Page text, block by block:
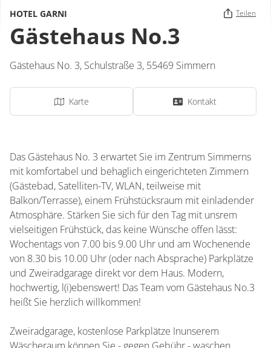
HOTEL GARNI Teilen
Gästehaus No.3
Gästehaus No. 3, Schulstraße 3, 55469 Simmern
Karte Kontakt
Das Gästehaus No. 3 erwartet Sie im Zentrum Simmerns
mit komfortabel und behaglich eingerichteten Zimmern
(Gästebad, Satelliten-TV, WLAN, teilweise mit
Balkon/Terrasse), einem Frühstücksraum mit einladender
Atmosphäre. Stärken Sie sich für den Tag mit unsrem
vielseitigen Frühstück, das keine Wünsche offen lässt:
Wochentags von 7.00 bis 9.00 Uhr und am Wochenende
von 8.30 bis 10.00 Uhr (oder nach Absprache) Parkplätze
und Zweiradgarage direkt vor dem Haus. Modern,
hochwertig, l(i)ebenswert! Das Team vom Gästehaus No.3
heißt Sie herzlich willkommen!
Zweiradgarage, kostenlose Parkplätze Inunserem